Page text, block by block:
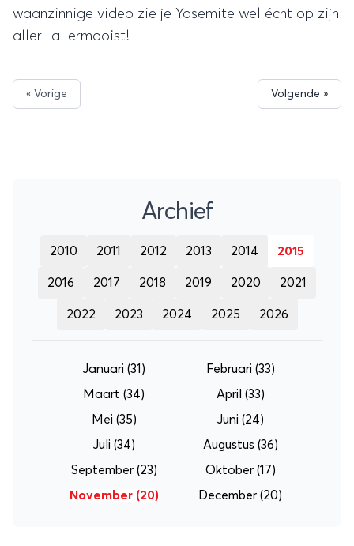
waanzinnige video zie je Yosemite wel écht op zijn
aller- allermooist!
« Vorige Volgende »
Archief
2010 2011 2012 2013 2014 2015
2016 2017 2018 2019 2020 2021
2022 2023 2024 2025 2026
Januari (31) Februari (33)
Maart (34) April (33)
Mei (35) Juni (24)
Juli (34) Augustus (36)
September (23) Oktober (17)
November (20) December (20)